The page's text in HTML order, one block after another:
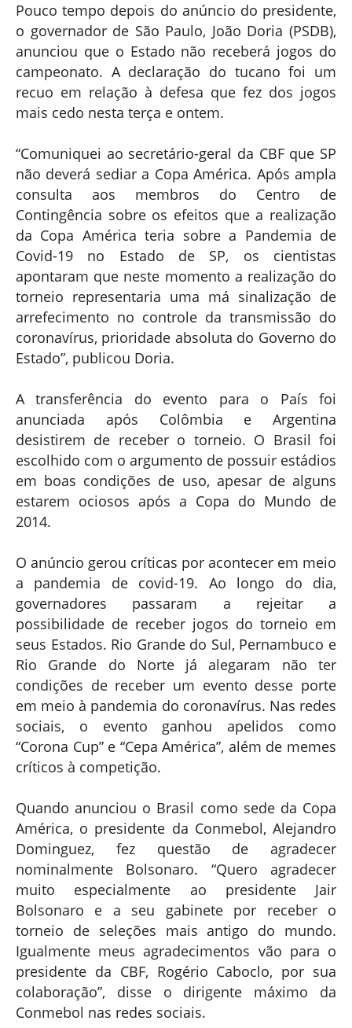
Pouco tempo depois do anúncio do presidente,
o governador de São Paulo, João Doria (PSDB),
anunciou que o Estado não receberá jogos do
campeonato. A declaração do tucano foi um
recuo em relação à defesa que fez dos jogos
mais cedo nesta terça e ontem.
“Comuniquei ao secretário-geral da CBF que SP
não deverá sediar a Copa América. Após ampla
consulta aos membros do Centro de
Contingência sobre os efeitos que a realização
da Copa América teria sobre a Pandemia de
Covid-19 no Estado de SP, os cientistas
apontaram que neste momento a realização do
torneio representaria uma má sinalização de
arrefecimento no controle da transmissão do
coronavírus, prioridade absoluta do Governo do
Estado”, publicou Doria.
A transferência do evento para o País foi
anunciada após Colômbia e Argentina
desistirem de receber o torneio. O Brasil foi
escolhido com o argumento de possuir estádios
em boas condições de uso, apesar de alguns
estarem ociosos após a Copa do Mundo de
2014.
O anúncio gerou críticas por acontecer em meio
a pandemia de covid-19. Ao longo do dia,
governadores passaram a rejeitar a
possibilidade de receber jogos do torneio em
seus Estados. Rio Grande do Sul, Pernambuco e
Rio Grande do Norte já alegaram não ter
condições de receber um evento desse porte
em meio à pandemia do coronavírus. Nas redes
sociais, o evento ganhou apelidos como
“Corona Cup” e “Cepa América”, além de memes
críticos à competição.
Quando anunciou o Brasil como sede da Copa
América, o presidente da Conmebol, Alejandro
Dominguez, fez questão de agradecer
nominalmente Bolsonaro. “Quero agradecer
muito especialmente ao presidente Jair
Bolsonaro e a seu gabinete por receber o
torneio de seleções mais antigo do mundo.
Igualmente meus agradecimentos vão para o
presidente da CBF, Rogério Caboclo, por sua
colaboração”, disse o dirigente máximo da
Conmebol nas redes sociais.